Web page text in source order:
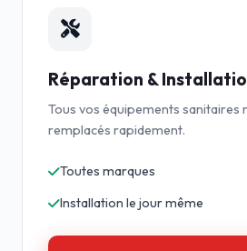
Réparation &
Tous vos équipements sanitaires
remplacés rapidement.
Toutes marques
Installation le jour même